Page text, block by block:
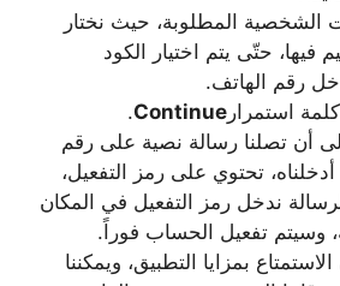
الشخصية المطلوبة، حيث نختار
فيها، حتّى يتم اختيار الكود
رقم الهاتف.
استمرار Continue
.
إلى أن تصلنا رسالة نصية على رقم
تحتوي على رمز التفعيل،
ندخل رمز التفعيل في المكان
وسيتم تفعيل الحساب فوراً.
بمزايا التطبيق، ويمكننا